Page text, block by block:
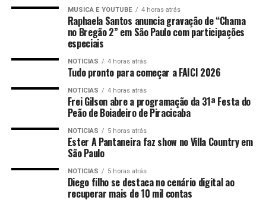
MUSICA E YOUTUBE 4 horas atrás
Raphaela Santos anuncia gravação de “Chama
no Bregão 2” em São Paulo com participações
especiais
NOTICIAS 4 horas atrás
Tudo pronto para começar a FAICI 2026
NOTICIAS 4 horas atrás
Frei Gilson abre a programação da 31ª Festa do
Peão de Boiadeiro de Piracicaba
NOTICIAS 5 horas atrás
Ester A Pantaneira faz show no Villa Country em
São Paulo
NOTICIAS 5 horas atrás
Diego filho se destaca no cenário digital ao
recuperar mais de 10 mil contas